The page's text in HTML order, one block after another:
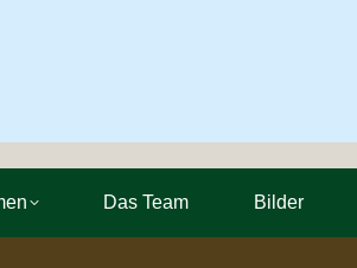
Das Team Bilder